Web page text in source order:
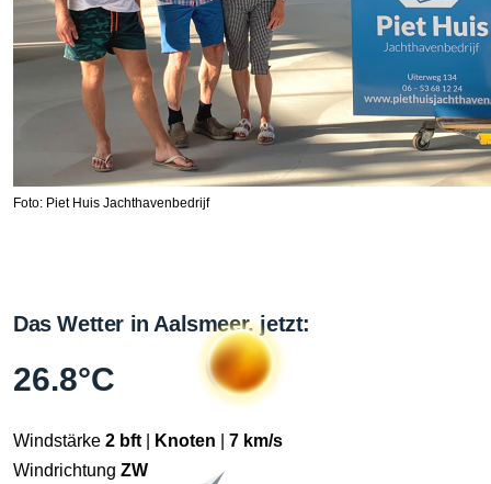
Foto: Piet Huis Jachthavenbedrijf
Das Wetter in Aalsmeer, jetzt:
26.8°C
Windstärke 2 bft Knoten
7 km/s
Windrichtung ZW